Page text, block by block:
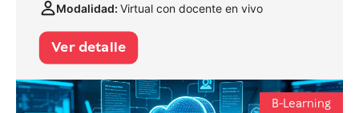
Modalidad: Virtual con docente en vivo
Ver detalle
B-Learning